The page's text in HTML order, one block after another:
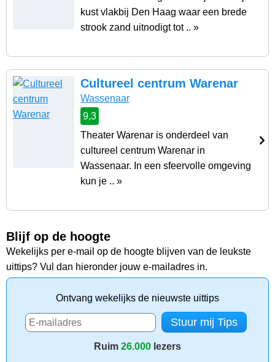
kust vlakbij Den Haag waar een brede
strook zand uitnodigt tot .. »
Cultureel centrum Warenar
Wassenaar
9,3
Theater Warenar is onderdeel van
cultureel centrum Warenar in
Wassenaar. In een sfeervolle omgeving
kun je .. »
Blijf op de hoogte
Wekelijks per e-mail op de hoogte blijven van de leukste
uittips? Vul dan hieronder jouw e-mailadres in.
Ontvang wekelijks de nieuwste uittips
Ruim 26.000 lezers